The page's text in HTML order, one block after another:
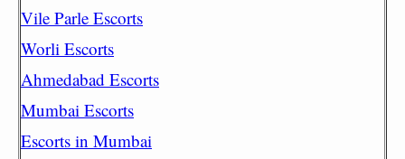
Vile Parle Escorts
Worli Escorts
Ahmedabad Escorts
Mumbai Escorts
Escorts in Mumbai